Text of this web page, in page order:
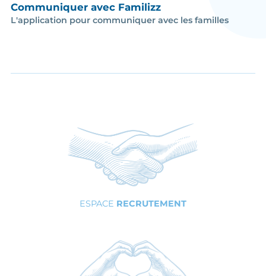
Communiquer avec Familizz
L'application pour communiquer avec les familles
ESPACE RECRUTEMENT